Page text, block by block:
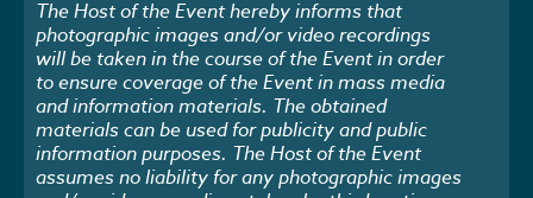
The Host of the Event hereby informs that
photographic images and/or video recordings
will be taken in the course of the Event in order
to ensure coverage of the Event in mass media
and information materials. The obtained
materials can be used for publicity and public
information purposes. The Host of the Event
assumes no liability for any photographic images